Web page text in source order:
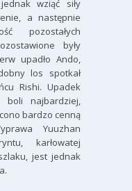
wziąć siły
a następnie
pozostałych
były
upadło Ando,
los spotkał
Rishi. Upadek
boli najbardziej,
bardzo cenną
Yuuzhan
karłowatej
jest jednak